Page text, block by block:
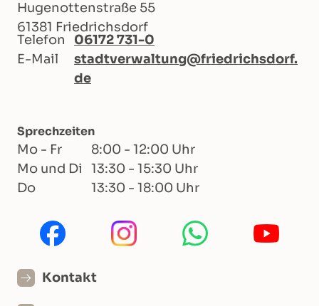
Hugenottenstraße 55
61381 Friedrichsdorf
Telefon
06172 731-0
E-Mail
stadtverwaltung@friedrichsdorf.
de
Sprechzeiten
Mo - Fr
8:00 - 12:00 Uhr
Mo und Di
13:30 - 15:30 Uhr
Do
13:30 - 18:00 Uhr
Kontakt